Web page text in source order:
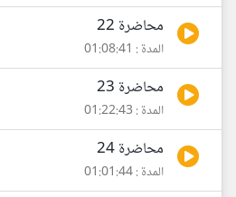
محاضرة 22
المدة : 01:08:41
محاضرة 23
المدة : 01:22:43
محاضرة 24
المدة : 01:01:44